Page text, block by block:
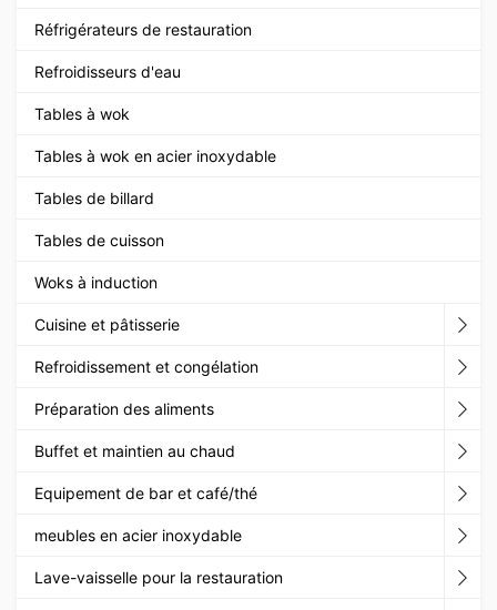
Réfrigérateurs de restauration
Refroidisseurs d'eau
Tables à wok
Tables à wok en acier inoxydable
Tables de billard
Tables de cuisson
Woks à induction
Cuisine et pâtisserie
Refroidissement et congélation
Préparation des aliments
Buffet et maintien au chaud
Equipement de bar et café/thé
meubles en acier inoxydable
Lave-vaisselle pour la restauration